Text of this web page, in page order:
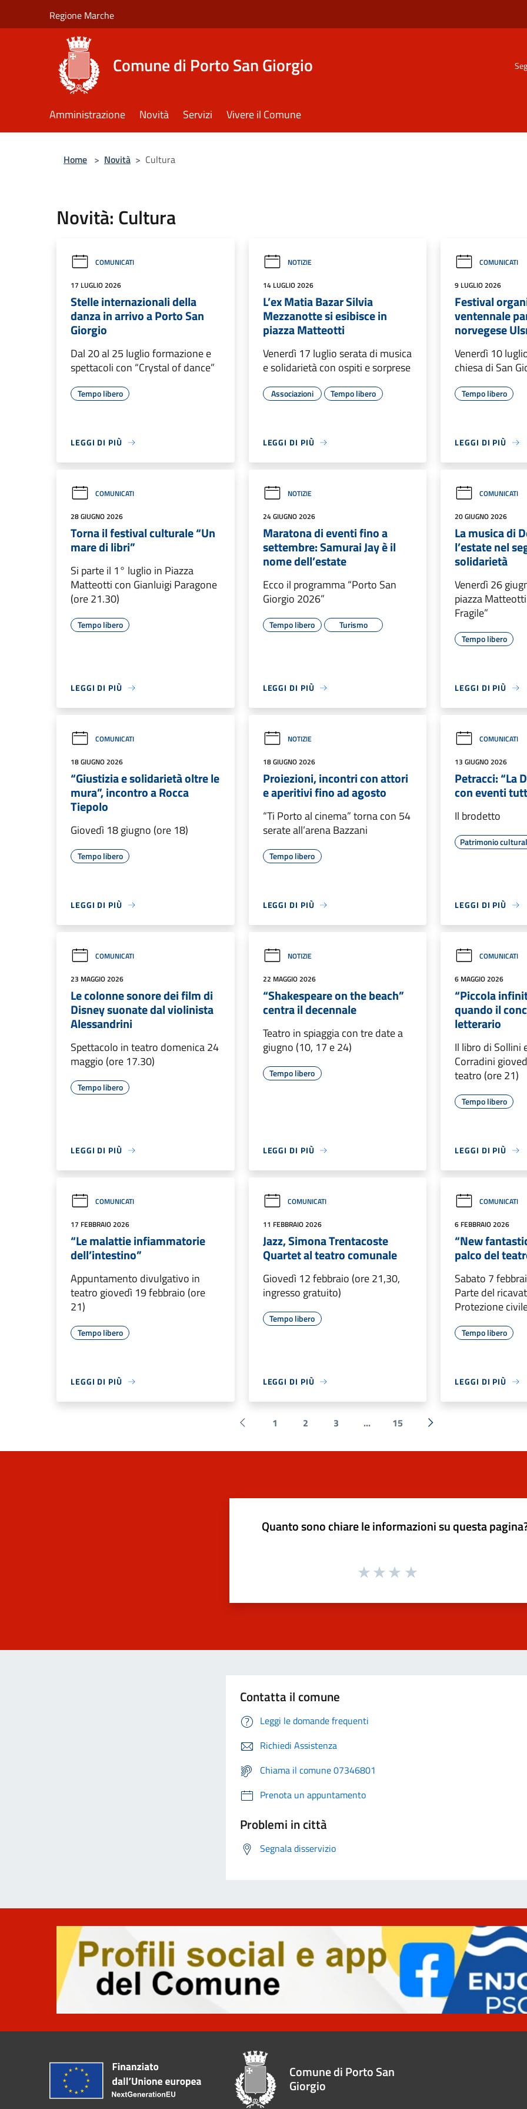
Regione Marche
Comune di Porto San Giorgio
Amministrazione Novità Servizi Vivere il Comune
Home > Novità > Cultura
Novità: Cultura
COMUNICATI
17 LUGLIO 2026
Stelle internazionali della
danza in arrivo a Porto San
Giorgio
Dal 20 al 25 luglio formazione e
spettacoli con “Crystal of dance”
Tempo libero
LEGGI DI PIÙ
NOTIZIE
14 LUGLIO 2026
L’ex Matia Bazar Silvia
Mezzanotte si esibisce in
piazza Matteotti
Venerdì 17 luglio serata di musica
e solidarietà con ospiti e sorprese
Associazioni Tempo libero
LEGGI DI PIÙ
COMUNICATI
9 LUGLIO 2026
Festival
ventennale
norvegese
Venerdì 10
chiesa di San
Tempo libero
LEGGI DI PIÙ
COMUNICATI
28 GIUGNO 2026
Torna il festival culturale “Un
mare di libri”
Si parte il 1° luglio in Piazza
Matteotti con Gianluigi Paragone
(ore 21.30)
Tempo libero
LEGGI DI PIÙ
NOTIZIE
24 GIUGNO 2026
Maratona di eventi fino a
settembre: Samurai Jay è il
nome dell’estate
Ecco il programma “Porto San
Giorgio 2026”
Tempo libero Turismo
LEGGI DI PIÙ
COMUNICATI
20 GIUGNO 2026
La musica di
l’estate nel
solidarietà
Venerdì 26
piazza Matteotti
Fragile”
Tempo libero
LEGGI DI PIÙ
COMUNICATI
18 GIUGNO 2026
“Giustizia e solidarietà oltre le
mura”, incontro a Rocca
Tiepolo
Giovedì 18 giugno (ore 18)
Tempo libero
LEGGI DI PIÙ
NOTIZIE
18 GIUGNO 2026
Proiezioni, incontri con attori
e aperitivi fino ad agosto
“Ti Porto al cinema” torna con 54
serate all’arena Bazzani
Tempo libero
LEGGI DI PIÙ
COMUNICATI
13 GIUGNO 2026
Petracci: “La
con eventi
Il brodetto
Patrimonio
LEGGI DI PIÙ
COMUNICATI
23 MAGGIO 2026
Le colonne sonore dei film di
Disney suonate dal violinista
Alessandrini
Spettacolo in teatro domenica 24
maggio (ore 17.30)
Tempo libero
LEGGI DI PIÙ
NOTIZIE
22 MAGGIO 2026
“Shakespeare on the beach”
centra il decennale
Teatro in spiaggia con tre date a
giugno (10, 17 e 24)
Tempo libero
LEGGI DI PIÙ
COMUNICATI
6 MAGGIO 2026
“Piccola
quando il
letterario
Il libro di Sollini
Corradini
teatro (ore 21)
Tempo libero
LEGGI DI PIÙ
COMUNICATI
17 FEBBRAIO 2026
“Le malattie infiammatorie
dell’intestino”
Appuntamento divulgativo in
teatro giovedì 19 febbraio (ore
21)
Tempo libero
LEGGI DI PIÙ
COMUNICATI
11 FEBBRAIO 2026
Jazz, Simona Trentacoste
Quartet al teatro comunale
Giovedì 12 febbraio (ore 21,30,
ingresso gratuito)
Tempo libero
LEGGI DI PIÙ
COMUNICATI
6 FEBBRAIO 2026
“New
palco del
Sabato 7
Parte del
Protezione
Tempo libero
LEGGI DI PIÙ
Pagina precedente
1 2 3 ... 15
Successiva »
Quanto sono chiare le informazioni su questa
Contatta il comune
Leggi le domande frequenti
Richiedi Assistenza
Chiama il comune 07346801
Prenota un appuntamento
Problemi in città
Segnala disservizio
Comune di Porto San
Giorgio